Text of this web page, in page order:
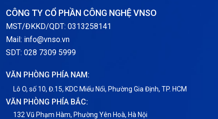
CÔNG TY CỔ PHẦN CÔNG NGHỆ VNSO
MST/ĐKKD/QDT: 0313258141
Mail: info@vnso.vn
SDT: 028 7309 5999
VĂN PHÒNG PHÍA NAM:
Lô O, số 10, Đ.15, KDC Miếu Nổi, Phường Gia Định, TP. HCM
VĂN PHÒNG PHÍA BẮC:
132 Vũ Phạm Hàm, Phường Yên Hoà, Hà Nội